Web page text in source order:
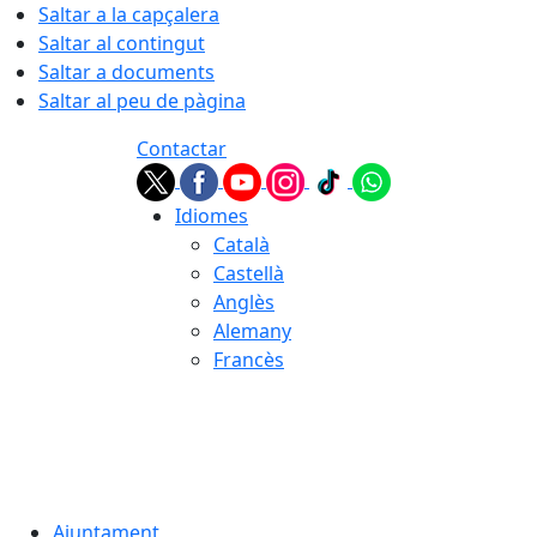
Saltar a la capçalera
Saltar al contingut
Saltar a documents
Saltar al peu de pàgina
Contactar
Idiomes
Català
Castellà
Anglès
Alemany
Francès